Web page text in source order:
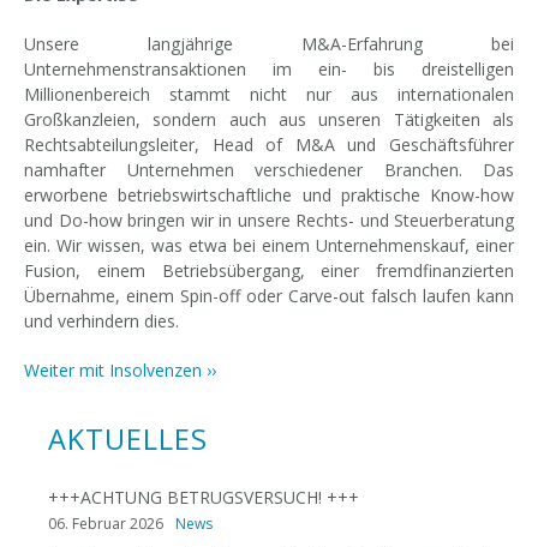
Unsere langjährige M&A-Erfahrung bei
Unternehmenstransaktionen im ein- bis dreistelligen
Millionenbereich stammt nicht nur aus internationalen
Großkanzleien, sondern auch aus unseren Tätigkeiten als
Rechtsabteilungsleiter, Head of M&A und Geschäftsführer
namhafter Unternehmen verschiedener Branchen. Das
erworbene betriebswirtschaftliche und praktische Know-how
und Do-how bringen wir in unsere Rechts- und Steuerberatung
ein. Wir wissen, was etwa bei einem Unternehmenskauf, einer
Fusion, einem Betriebsübergang, einer fremdfinanzierten
Übernahme, einem Spin-off oder Carve-out falsch laufen kann
und verhindern dies.
Weiter mit Insolvenzen ››
AKTUELLES
+++ACHTUNG BETRUGSVERSUCH! +++
06. Februar 2026 News